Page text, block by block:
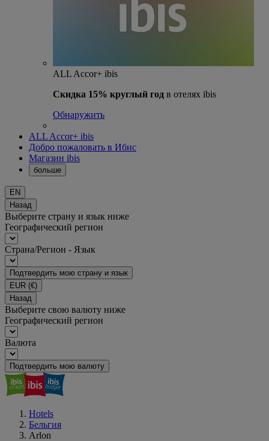
ALL Accor+ ibis
Скидка 15% круглый год в отелях ibis
Обнаружить
ALL Accor+ ibis
Добро пожаловать в Ибис
Магазин ibis
больше
EN
Назад
Выберите страну и язык ниже
Географический регион
Страна/Регион - Язык
Подтвердить мою страну и язык
EUR (€)
Назад
Выберите свою валюту ниже
Географический регион
Валюта
Подтвердить мою валюту
Hotels
Бельгия
Arlon